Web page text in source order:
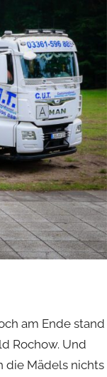
am Ende stand
Rochow. Und
die Mädels nichts